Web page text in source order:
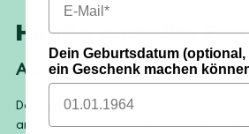
Häufig gestellte
Aus welchem Material besteht
Das Garn besteht aus 100 %
angenehm weich, formstabil und eignet
Dein Geburtsdatum
ein Geschenk machen